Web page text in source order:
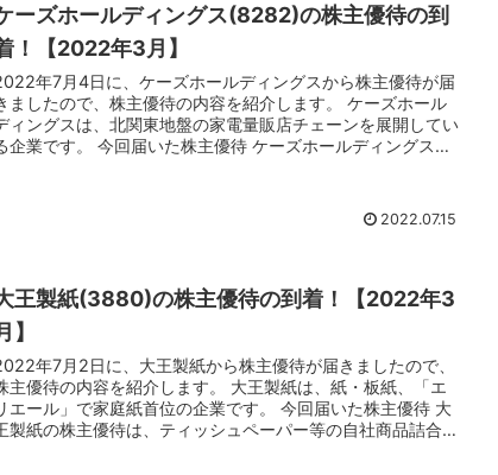
ーズホールディングス(8282)の株主優待の到
！【2022年3月】
年7月4日に、ケーズホールディングスから株主優待が届
ましたので、株主優待の内容を紹介します。 ケーズホール
ィングスは、北関東地盤の家電量販店チェーンを展開してい
企業です。 今回届いた株主優待 ケーズホールディングスの
2022.07.15
王製紙(3880)の株主優待の到着！【2022年3
】
年7月2日に、大王製紙から株主優待が届きましたので、
主優待の内容を紹介します。 大王製紙は、紙・板紙、「エ
エール」で家庭紙首位の企業です。 今回届いた株主優待 大
製紙の株主優待は、ティッシュペーパー等の自社商品詰合せ